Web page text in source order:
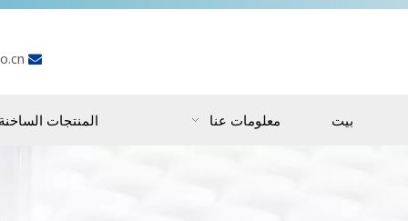

بيت معلومات عنا المنتجات الساخنة